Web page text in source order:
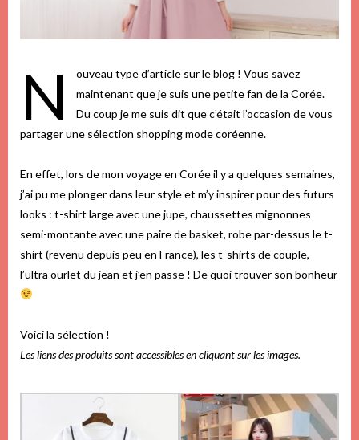
N
ouveau type d’article sur le blog ! Vous savez
maintenant que je suis une petite fan de la Corée.
Du coup je me suis dit que c’était l’occasion de vous
partager une sélection shopping mode coréenne.
En effet, lors de mon voyage en Corée il y a quelques semaines,
j’ai pu me plonger dans leur style et m’y inspirer pour des futurs
looks : t-shirt large avec une jupe, chaussettes mignonnes
semi-montante avec une paire de basket, robe par-dessus le t-
shirt (revenu depuis peu en France), les t-shirts de couple,
l’ultra ourlet du jean et j’en passe ! De quoi trouver son bonheur
Voici la sélection !
Les liens des produits sont accessibles en cliquant sur les images.